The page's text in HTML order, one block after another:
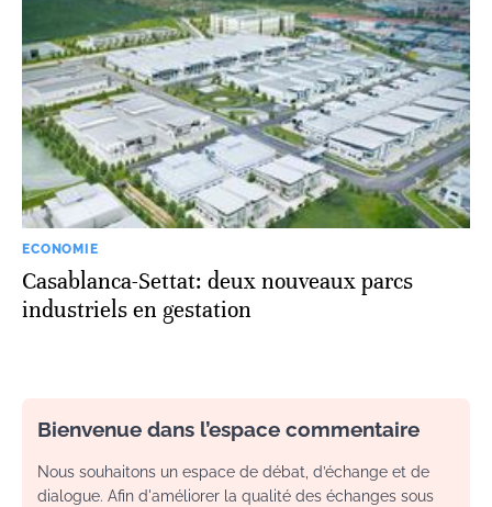
ECONOMIE
Casablanca-Settat: deux nouveaux parcs
industriels en gestation
Bienvenue dans l’espace commentaire
Nous souhaitons un espace de débat, d’échange et de
dialogue. Afin d'améliorer la qualité des échanges sous